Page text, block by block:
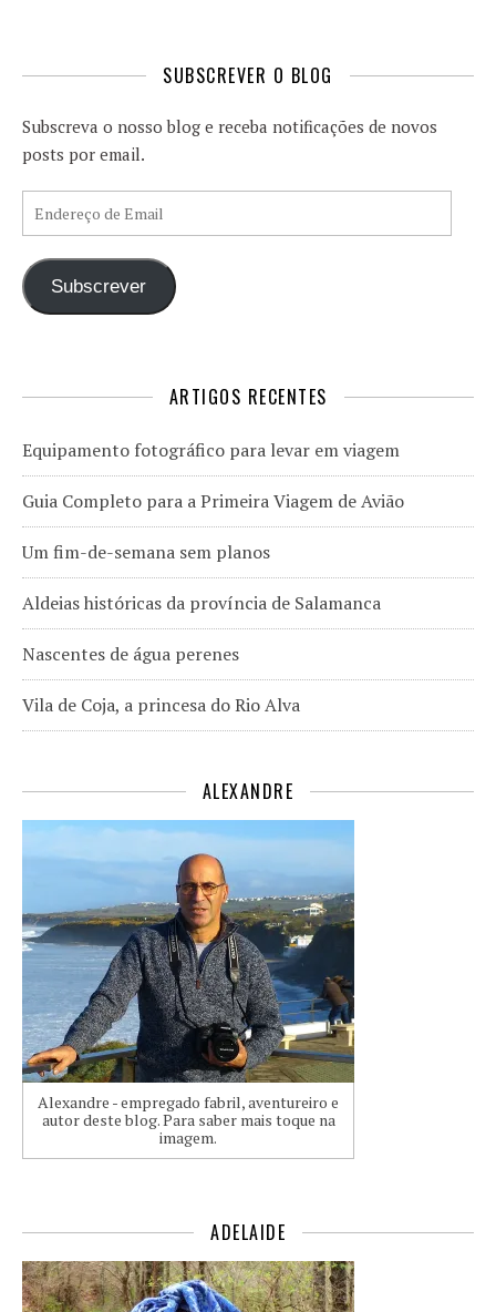
SUBSCREVER O BLOG
Subscreva o nosso blog e receba notificações de novos
posts por email.
Endereço de Email
Subscrever
ARTIGOS RECENTES
Equipamento fotográfico para levar em viagem
Guia Completo para a Primeira Viagem de Avião
Um fim-de-semana sem planos
Aldeias históricas da província de Salamanca
Nascentes de água perenes
Vila de Coja, a princesa do Rio Alva
ALEXANDRE
Alexandre - empregado fabril, aventureiro e
autor deste blog. Para saber mais toque na
imagem.
ADELAIDE